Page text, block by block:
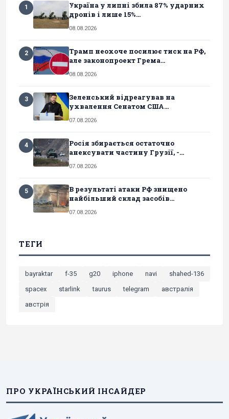
1
Україна у липні збила 87% ударних
дронів і лише 15%...
08.08.2026
2
Трамп неохоче посилює тиск на РФ,
але законопроект Грема...
08.08.2026
3
Зеленський відреагував на
ухвалення Сенатом США...
07.08.2026
4
Росія збирається остаточно
анексувати частину Грузії, -...
07.08.2026
5
В результаті атаки РФ знищено
найбільший склад засобів...
07.08.2026
ТЕГИ
bayraktar f-35 g20 iphone navi
shahed-136
spacex
starlink taurus telegram
австралія
австрія
ПРО УКРАЇНСЬКИЙ ІНСАЙДЕР